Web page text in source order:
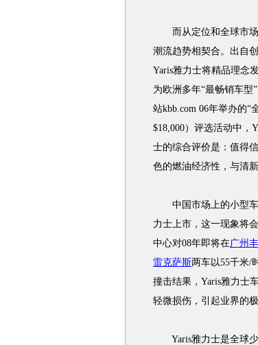
而从定位和全球市场
潮流趋势相契合。出自
Yaris雅力士将精品理念
为欧洲多年“最畅销车型
站kbb.com 06年举办的“
$18,000）评选活动中，
士的综合评价是：值得
色的燃油经济性，与清
中国市场上的小型车
力士上市，这一现象将
中心对08年即将在广州
雷克萨斯两车以55千米/
撞击结果，Yaris雅力士
轻微损伤，引起业界的极
Yaris雅力士是全球少